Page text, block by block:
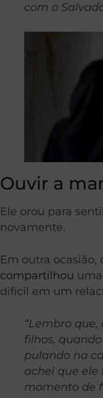
com o
Ouvir a
Ele orou para
novamente.
Em outra ocasião,
compartilhou
difícil em um
“Lembro que,
filhos,
pulando na
achei que ele
momento de